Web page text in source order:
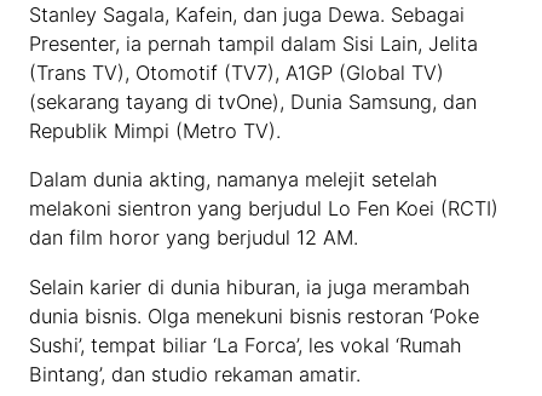
Stanley Sagala, Kafein, dan juga Dewa. Sebagai
Presenter, ia pernah tampil dalam Sisi Lain, Jelita
(Trans TV), Otomotif (TV7), A1GP (Global TV)
(sekarang tayang di tvOne), Dunia Samsung, dan
Republik Mimpi (Metro TV).
Dalam dunia akting, namanya melejit setelah
melakoni sientron yang berjudul Lo Fen Koei (RCTI)
dan film horor yang berjudul 12 AM.
Selain karier di dunia hiburan, ia juga merambah
dunia bisnis. Olga menekuni bisnis restoran ‘Poke
Sushi’, tempat biliar ‘La Forca’, les vokal ‘Rumah
Bintang’, dan studio rekaman amatir.